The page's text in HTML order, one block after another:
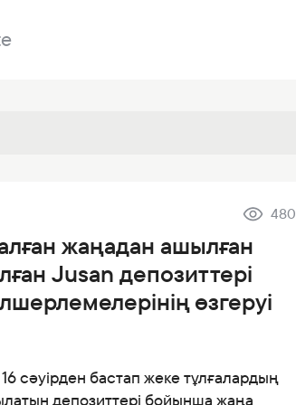
банктер
Сатылатын мүлік
Сатып алу
ESG
кіру
480
жаңадан ашылған
Jusan депозиттері
өзгеруі
сәуірден бастап жеке тұлғалардың
депозиттері бойынша жаңа